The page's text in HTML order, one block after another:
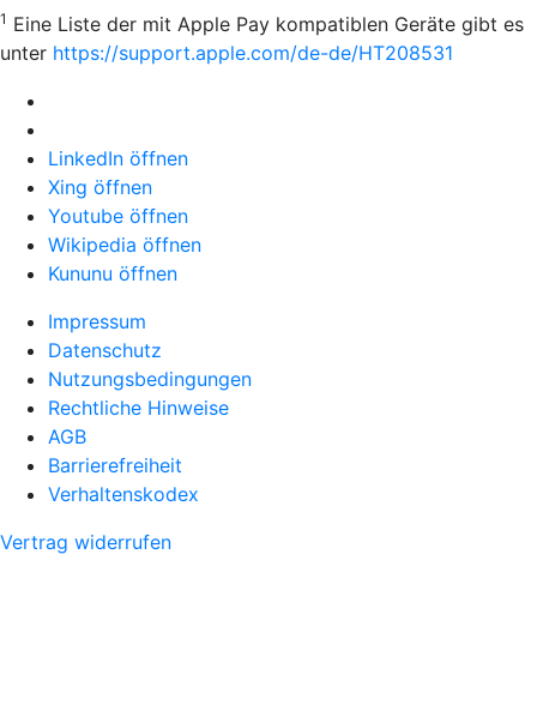
1 Eine Liste der mit Apple Pay kompatiblen Geräte gibt es
unter https://support.apple.com/de-de/HT208531
LinkedIn öffnen
Xing öffnen
Youtube öffnen
Wikipedia öffnen
Kununu öffnen
Impressum
Datenschutz
Nutzungsbedingungen
Rechtliche Hinweise
AGB
Barrierefreiheit
Verhaltenskodex
Vertrag widerrufen